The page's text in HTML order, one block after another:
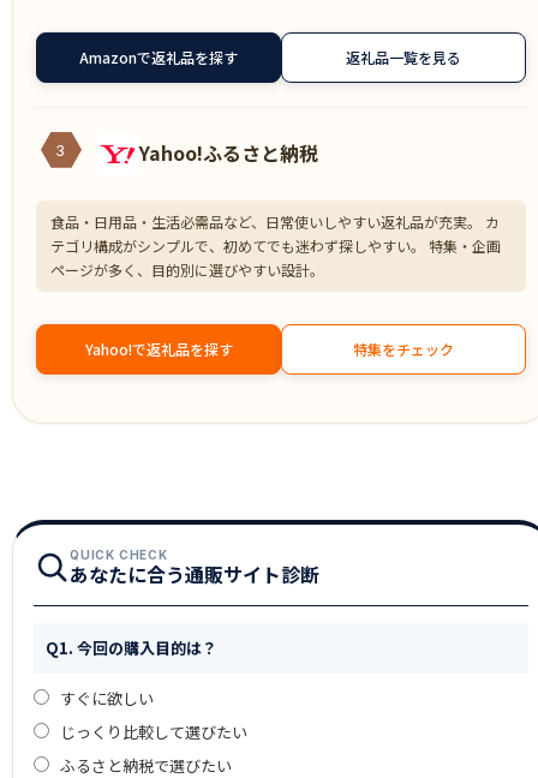
Amazonで返礼品を探す 返礼品一覧を見る
3 Yahoo!ふるさと納税
食品・日用品・生活必需品など、日常使いしやすい返礼品が充実。 カ
テゴリ構成がシンプルで、初めてでも迷わず探しやすい。 特集・企画
ページが多く、目的別に選びやすい設計。
Yahoo!で返礼品を探す 特集をチェック
QUICK CHECK
あなたに合う通販サイト診断
Q1. 今回の購入目的は？
すぐに欲しい
じっくり比較して選びたい
ふるさと納税で選びたい